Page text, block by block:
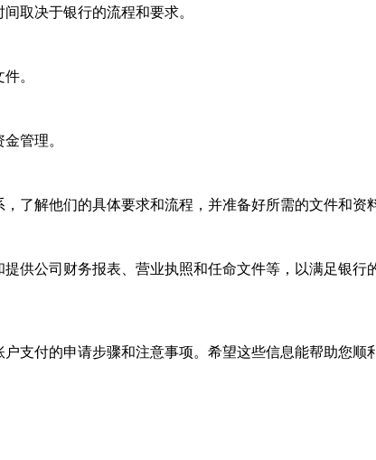
取决于银行的流程和要求。
。
管理。
解他们的具体要求和流程，并准备好所需的文件和资
公司财务报表、营业执照和任命文件等，以满足银行
付的申请步骤和注意事项。希望这些信息能帮助您顺